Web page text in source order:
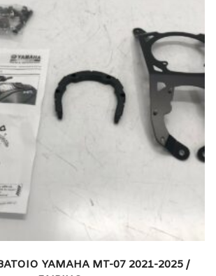
YAMAHA MT-07 2021-2025 /